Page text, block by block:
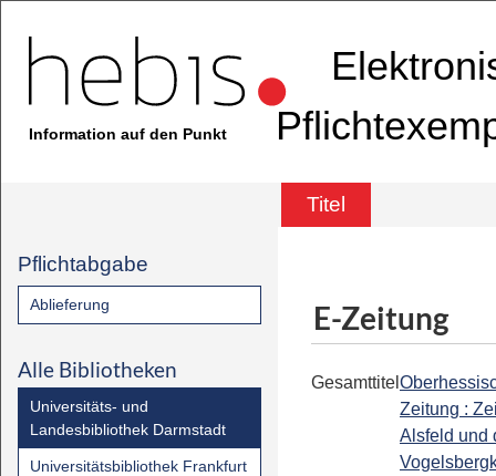
Information auf den Punkt
Titel
Pflichtabgabe
Ablieferung
Alle Bibliotheken
Universitäts- und
Landesbibliothek Darmstadt
Universitätsbibliothek Frankfurt
E-Zeitung
Gesamttitel
Zeitung :
Alsfeld und